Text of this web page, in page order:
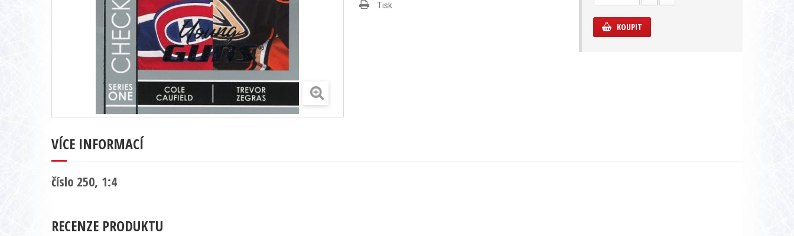
Tisk
KOUPIT
VÍCE INFORMACÍ
číslo 250, 1:4
RECENZE PRODUKTU